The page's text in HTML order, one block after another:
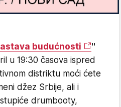
budućnosti
''
u 19:30 časova ispred
distriktu moći ćete
džez Srbije, ali i
drumbooty,